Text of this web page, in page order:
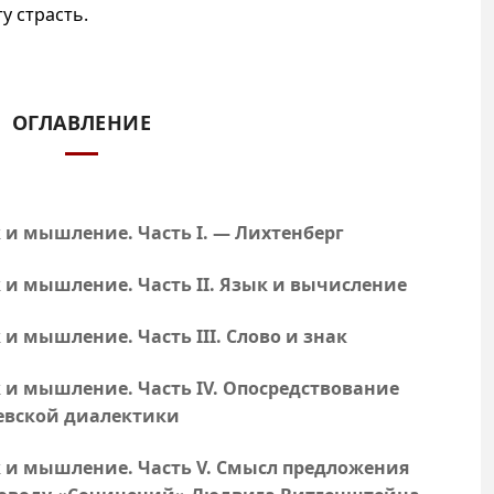
страсть.
ОГЛАВЛЕНИЕ
и мышление. Часть I. — Лихтенберг
и мышление. Часть II. Язык и вычисление
и мышление. Часть III. Слово и знак
и мышление. Часть IV. Опосредствование
диалектики
и мышление. Часть V. Смысл предложения